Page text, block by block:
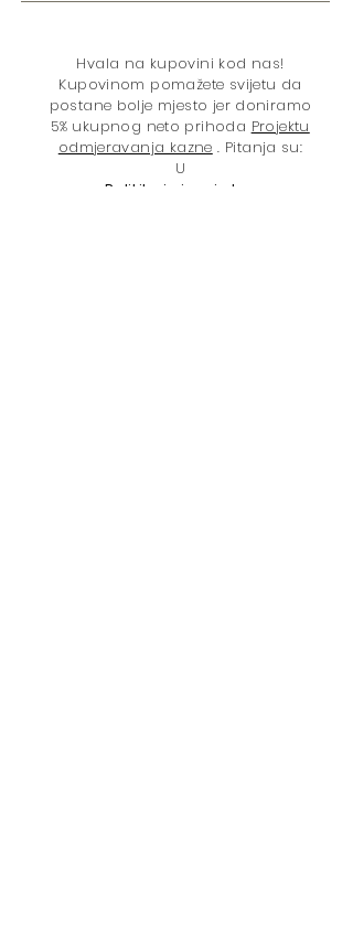
Hvala na kupovini kod nas!
Kupovinom pomažete svijetu da
postane bolje mjesto jer doniramo
5% ukupnog neto prihoda Projektu
odmjeravanja kazne . Pitanja su:
U
Politika izricanja kazne